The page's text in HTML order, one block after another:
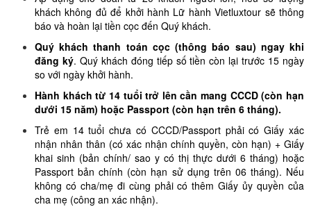
khách không đủ để khởi hành Lữ hành Vietluxtour sẽ thông
báo và hoàn lại tiền cọc đến Quý khách.
Quý khách thanh toán cọc (thông báo sau) ngay khi
đăng ký. Quý khách đóng tiếp số tiền còn lại trước 15 ngày
so với ngày khởi hành.
Hành khách từ 14 tuổi trở lên cần mang CCCD (còn hạn
dưới 15 năm) hoặc Passport (còn hạn trên 6 tháng).
Trẻ em 14 tuổi chưa có CCCD/Passport phải có Giấy xác
nhận nhân thân (có xác nhận chính quyền, còn hạn) + Giấy
khai sinh (bản chính/ sao y có thị thực dưới 6 tháng) hoặc
Passport bản chính (còn hạn sử dụng trên 06 tháng). Nếu
không có cha/mẹ đi cùng phải có thêm Giấy ủy quyền của
cha mẹ (công an xác nhận).